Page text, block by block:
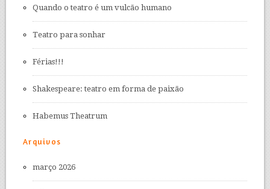
Quando o teatro é um vulcão humano
Teatro para sonhar
Férias!!!
Shakespeare: teatro em forma de paixão
Habemus Theatrum
Arquivos
março 2026